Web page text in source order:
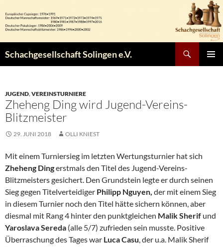
Inhalt
springen
Schachgesellschaft Solingen e.V.
JUGEND,VEREINSTURNIERE
Zheheng Ding wird Jugend-Vereins-
Blitzmeister
29. JUNI 2018 OLLI KNIEST
Mit einem Turniersieg im letzten Wertungsturnier hat sich
Zheheng Dingerstmals den Titel des Jugend-Vereins-
Blitzmeisters gesichert. Den Grundstein legte er durch seinen
Sieg gegen Titelverteidiger Philipp Nguyen, der mit einem Sieg
in diesem Turnier noch den Titel hätte sichern können, aber
diesmal mit Rang 4 hinter den punktgleichen Malik Sherif und
Yaroslava Sereda (alle 5/7) zufrieden sein musste. Positive
Überraschung des Tages war Luca Casu, der u.a. Malik Sherif